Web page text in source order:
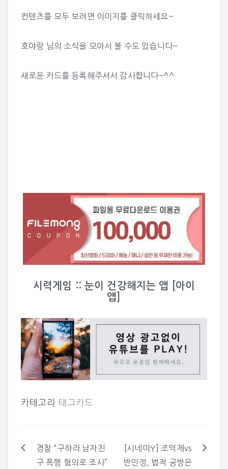
컨텐츠를 모두 보려면 이미지를 클릭하세요~
호야랑 님의 소식을 모아서 볼 수도 있습니다~
새로운 카드를 등록해주셔서 감사합니다~^^
시력게임 :: 눈이 건강해지는 앱 [아이
앱]
카테고리 태그카드
글
경찰 “구하라 남자친
구 폭행 혐의로 조사”
[시네마Y] 조덕제vs
반민정, 법적 공방은